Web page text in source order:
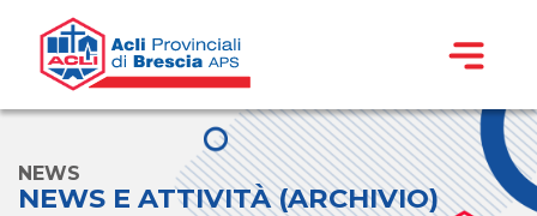
NEWS
NEWS E ATTIVITÀ (ARCHIVIO)